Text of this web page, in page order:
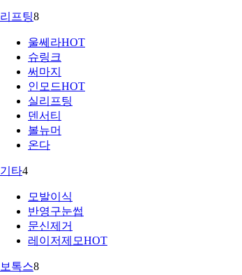
리프팅8
울쎄라HOT
슈링크
써마지
인모드HOT
실리프팅
덴서티
볼뉴머
온다
기타4
모발이식
반영구눈썹
문신제거
레이저제모HOT
보톡스8